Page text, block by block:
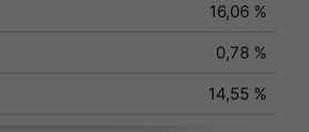
16,06 %
0,78 %
14,55 %